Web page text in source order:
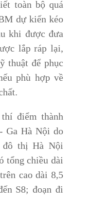
toàn bộ quá
dự kiến kéo
khi được đưa
lắp ráp lại,
thuật để phục
phù hợp về
điểm thành
Ga Hà Nội do
đô thị Hà Nội
tổng chiều dài
cao dài 8,5
S8; đoạn đi